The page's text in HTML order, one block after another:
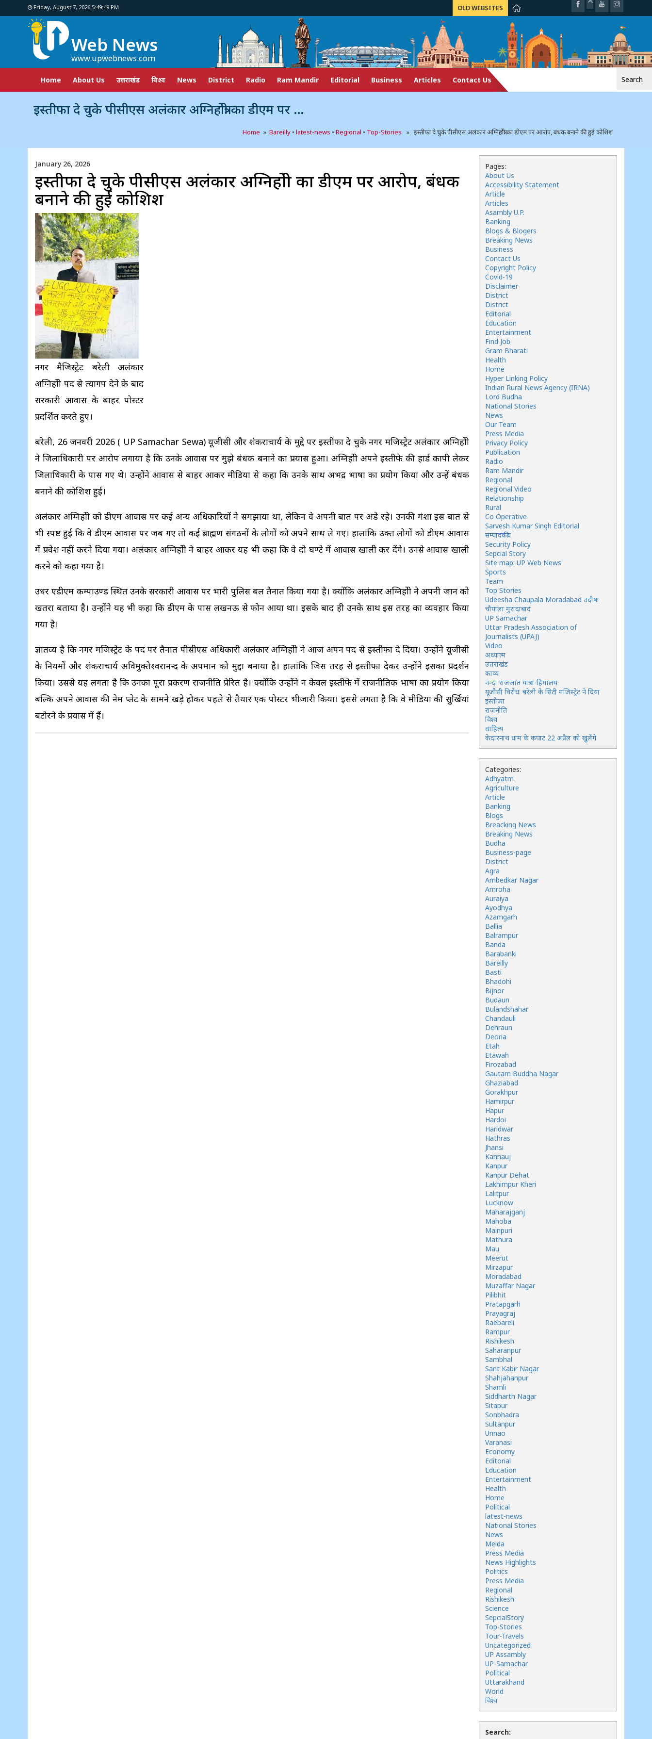
Friday, August 7, 2026 5:49:50 PM OLD WEBSITES
Web News
www.upwebnews.com
Home About Us उत्तराखंड विश्व News District Radio Ram Mandir Editorial Business Articles Contact Us
इस्तीफा दे चुके पीसीएस अलंकार अग्निहोत्री का डीएम पर आरोप, बंधक बनाने की हुई कोशिश
Home » Bareilly • latest-news • Regional • Top-Stories » इस्तीफा दे चुके पीसीएस अलंकार अग्निहोत्री का डीएम पर आरोप, बंधक बनाने की हुई कोशिश
January 26, 2026
इस्तीफा दे चुके पीसीएस अलंकार अग्निहोत्री का डीएम पर आरोप, बंधक
बनाने की हुई कोशिश
नगर मैजिस्ट्रेट बरेली अलंकार
अग्निहोत्री पद से त्यागपत्र देने के बाद
सरकारी आवास के बाहर पोस्टर
प्रदर्शित करते हुए।
बरेली, 26 जनवरी 2026 ( UP Samachar Sewa) यूजीसी और शंकराचार्य के मुद्दे पर इस्तीफा दे चुके नगर मजिस्ट्रेट अलंकार अग्निहोत्री
ने जिलाधिकारी पर आरोप लगाया है कि उनके आवास पर मुझे बंधक बनाने का प्रयास हुआ। अग्निहोत्री अपने इस्तीफे की हार्ड कापी लेकर
जिलाधिकारी के पास गए थे। उन्होंने आवास से बाहर आकर मीडिया से कहा कि उनके साथ अभद्र भाषा का प्रयोग किया और उन्हें बंधक
बनाने की कोशिश हुई।
अलंकार अग्निहोत्री को डीएम आवास पर कई अन्य अधिकारियों ने समझाया था, लेकिन वे अपनी बात पर अडे रहे। उनकी मंशा इस बात से
भी स्पष्ट हुई कि वे डीएम आवास पर जब गए तो कई ब्राह्मण संगठनों के लोगों को अपने साथ ले गए। हालांकि उक्त लोगों को डीएम आवास
में प्रवेश नहीं करने दिया गया। अलंकार अग्निहोत्री ने बाहर आकर यह भी कहा कि वे दो घण्टे में आवास खाली कर देंगे। उनसे आवास खाली
करने को कहा गया है।
उधर एडीएम कम्पाउण्ड स्थित उनके सरकारी आवास पर भारी पुलिस बल तैनात किया गया है। क्योंकि अलंकार अग्निहोत्री ने अपनी जान को
खतरा बताया है। उन्होंने यह भी कहा कि डीएम के पास लखनऊ से फोन आया था। इसके बाद ही उनके साथ इस तरह का व्यवहार किया
गया है।
ज्ञातव्य है कि नगर मजिस्ट्रेट के पद पर तैनात पीसीएस अधिकारी अलंकार अग्निहोत्री ने आज अपन पद से इस्तीफा दे दिया। उन्होंने यूजीसी
के नियमों और शंकराचार्य अविमुक्तेश्वरानन्द के अपमान को मुद्दा बनाया है। हालांकि जिस तरह से इस्तीफा देकर उन्होंने इसका प्रदर्शन
किया। उससे यह लगता है कि उनका पूरा प्रकरण राजनीति प्रेरित है। क्योंकि उन्होंने न केवल इस्तीफे में राजनीतिक भाषा का प्रयोग किया
बल्कि अपने आवास की नेम प्लेट के सामने खड़े होकर पहले से तैयार एक पोस्टर भीजारी किया। इससे लगता है कि वे मीडिया की सुर्खियां
बटोरने के प्रयास में हैं।
Pages:
About Us
Accessibility Statement
Article
Articles
Asambly U.P.
Banking
Blogs & Blogers
Breaking News
Business
Contact Us
Copyright Policy
Covid-19
Disclaimer
District
District
Editorial
Education
Entertainment
Find Job
Gram Bharati
Health
Home
Hyper Linking Policy
Indian Rural News Agency (IRNA)
Lord Budha
National Stories
News
Our Team
Press Media
Privacy Policy
Publication
Radio
Ram Mandir
Regional
Regional Video
Relationship
Rural
Co Operative
Sarvesh Kumar Singh Editorial
सम्पादकीय
Security Policy
Sepcial Story
Site map: UP Web News
Sports
Team
Top Stories
Udeesha Chaupala Moradabad उदीषा
चौपाला मुरादाबाद
UP Samachar
Uttar Pradesh Association of
Journalists (UPAJ)
Video
अध्यात्म
उत्तराखंड
काव्य
नन्दा राजजात यात्रा-हिमालय
यूजीसी विरोध: बरेली के सिटी मजिस्ट्रेट ने दिया
इस्तीफा
राजनीति
विश्व
साहित्य
केदारनाथ धाम के कपाट 22 अप्रैल को खुलेंगे
Categories:
Adhyatm
Agriculture
Article
Banking
Blogs
Breacking News
Breaking News
Budha
Business-page
District
Agra
Ambedkar Nagar
Amroha
Auraiya
Ayodhya
Azamgarh
Ballia
Balrampur
Banda
Barabanki
Bareilly
Basti
Bhadohi
Bijnor
Budaun
Bulandshahar
Chandauli
Dehraun
Deoria
Etah
Etawah
Firozabad
Gautam Buddha Nagar
Ghaziabad
Gorakhpur
Hamirpur
Hapur
Hardoi
Haridwar
Hathras
Jhansi
Kannauj
Kanpur
Kanpur Dehat
Lakhimpur Kheri
Lalitpur
Lucknow
Maharajganj
Mahoba
Mainpuri
Mathura
Mau
Meerut
Mirzapur
Moradabad
Muzaffar Nagar
Pilibhit
Pratapgarh
Prayagraj
Raebareli
Rampur
Rishikesh
Saharanpur
Sambhal
Sant Kabir Nagar
Shahjahanpur
Shamli
Siddharth Nagar
Sitapur
Sonbhadra
Sultanpur
Unnao
Varanasi
Economy
Editorial
Education
Entertainment
Health
Home
Political
latest-news
National Stories
News
Meida
Press Media
News Highlights
Politics
Press Media
Regional
Rishikesh
Science
SepcialStory
Top-Stories
Tour-Travels
Uncategorized
UP Assambly
UP-Samachar
Political
Uttarakhand
World
विश्व
Search: